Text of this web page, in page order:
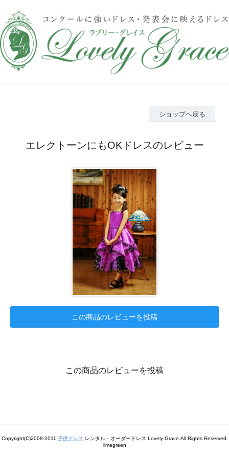
ショップへ戻る
エレクトーンにもOKドレスのレビュー
この商品のレビューを投稿
この商品のレビューを投稿
Copyright(C)2008-2011 子供ドレス レンタル・オーダードレス Lovely Grace.All Rights Reserved.
limegreen